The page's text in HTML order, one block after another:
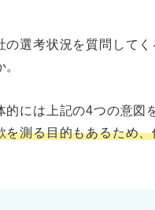
面接中の企業への熱意が伝
選考中の他社の具体的な
の選考状況を質問して
的には上記の4つの意図
を測る目的もあるため